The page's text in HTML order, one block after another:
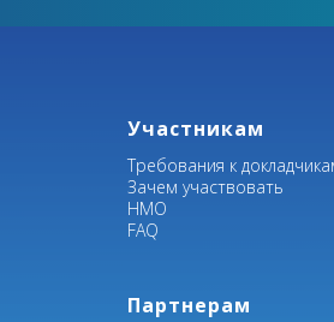
Участникам
Требования к
Зачем участвовать
НМО
FAQ
Партнерам